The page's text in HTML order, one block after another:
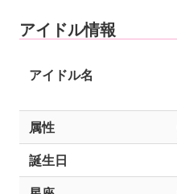
アイドル情報
アイドル名
属性
誕生日